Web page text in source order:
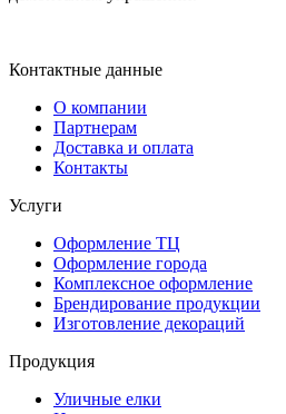
Контактные данные
О компании
Партнерам
Доставка и оплата
Контакты
Услуги
Оформление ТЦ
Оформление города
Комплексное оформление
Брендирование продукции
Изготовление декораций
Продукция
Уличные елки